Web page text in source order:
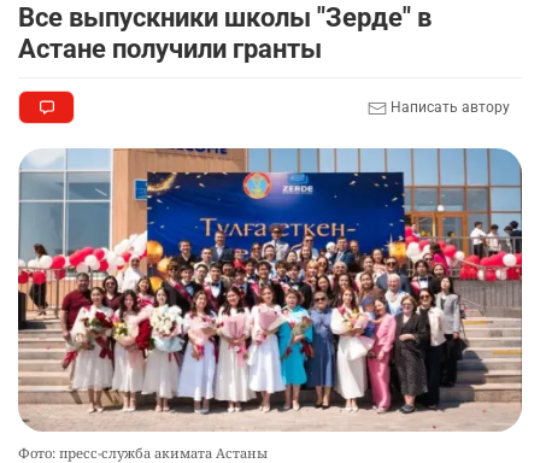
Все выпускники школы "Зерде" в
Астане получили гранты
Написать автору
Фото: пресс-служба акимата Астаны